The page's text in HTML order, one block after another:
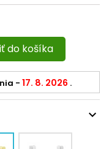
konca
hornému
bez nutnosti
do košíka
- 17. 8. 2026 .
expand_more